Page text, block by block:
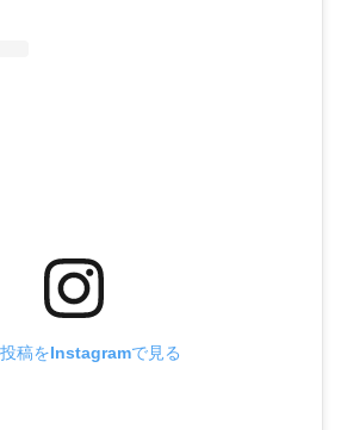
稿をInstagramで見る